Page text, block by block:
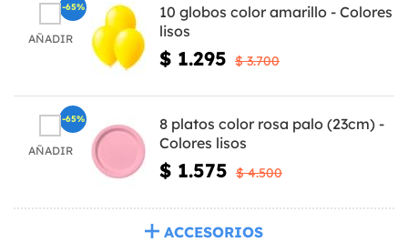
AÑADIR
10 globos color amarillo - Colores
lisos
$ 1.295 $ 3.700
-65%
AÑADIR
8 platos color rosa palo (23cm) -
Colores lisos
$ 1.575 $ 4.500
-65%
ACCESORIOS